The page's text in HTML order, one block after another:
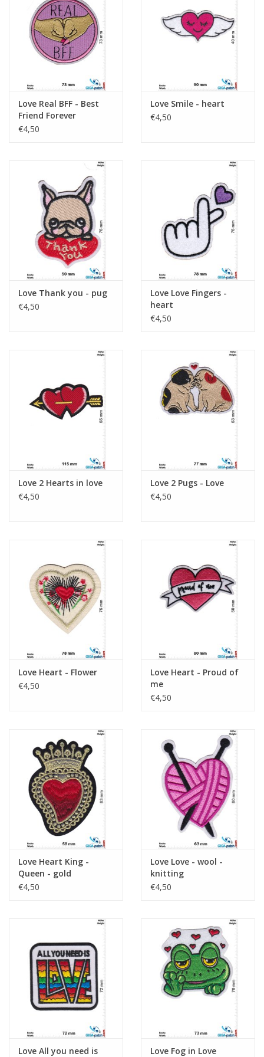
Sleutelhanger
Love Real BFF - Best
Friend Forever
€4,50
Love Smile - heart
€4,50
Love Thank you - pug
€4,50
Love Love Fingers -
heart
€4,50
Love 2 Hearts in love
€4,50
Love 2 Pugs - Love
€4,50
Love Heart - Flower
€4,50
Love Heart - Proud of
me
€4,50
Love Heart King -
Queen - gold
€4,50
Love Love - wool -
knitting
€4,50
Love All you need is Love Fog in Love